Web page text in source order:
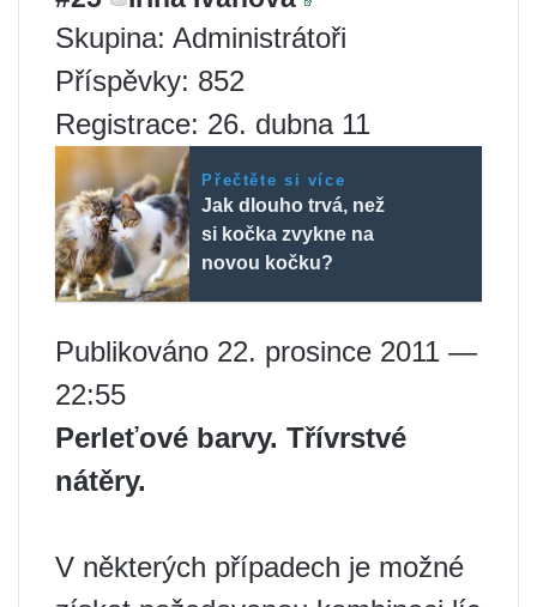
Skupina: Administrátoři
Příspěvky: 852
Registrace: 26. dubna 11
Přečtěte si více
Jak dlouho trvá, než
si kočka zvykne na
novou kočku?
Publikováno 22. prosince 2011 —
22:55
Perleťové barvy. Třívrstvé
nátěry.
V některých případech je možné